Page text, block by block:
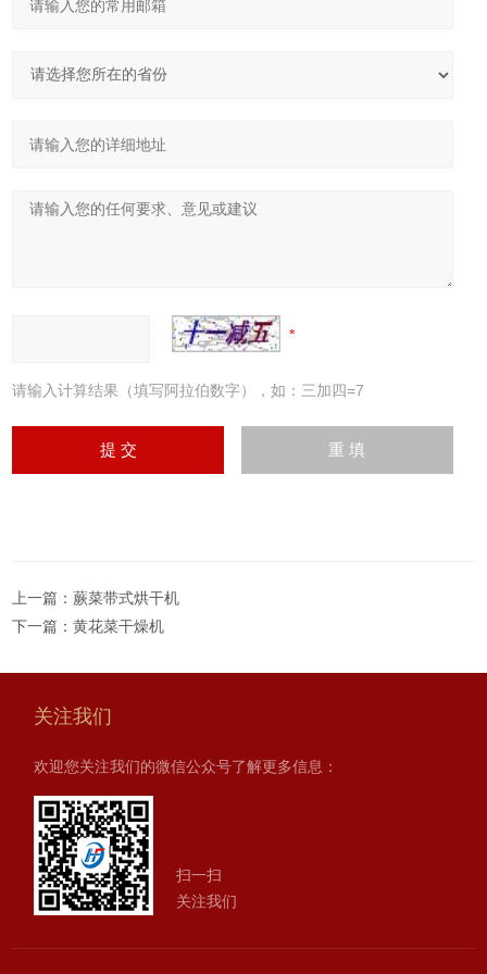
请输入计算结果（填写阿拉伯数字），如：三加四=7
上一篇：蕨菜带式烘干机
下一篇：黄花菜干燥机
关注我们
欢迎您关注我们的微信公众号了解更多信息：
扫一扫
关注我们